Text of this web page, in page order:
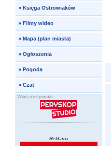
» Księga Ostrowiaków
» Filmy wideo
» Mapa (plan miasta)
» Ogłoszenia
» Pogoda
» Czat
Właściciel portalu
- Reklama -